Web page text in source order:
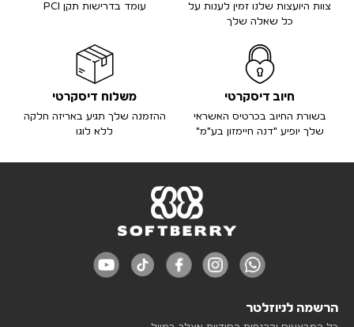
צוות היועצות שלנו זמין לענות על
כל שאלה שלך
עומד בדרישות תקן PCI
חיוב דיסקרטי
בשורת החיוב בכרטיס האשראי
שלך יופיע "דנה חיימזון בע"מ"
משלוח דיסקרטי
ההזמנה שלך תגיע באריזה חלקה
ללא לוגו
הרשמה לניוזלטר